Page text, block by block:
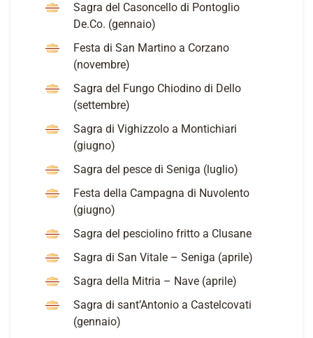
Sagra del Casoncello di Pontoglio
De.Co. (gennaio)
Festa di San Martino a Corzano
(novembre)
Sagra del Fungo Chiodino di Dello
(settembre)
Sagra di Vighizzolo a Montichiari
(giugno)
Sagra del pesce di Seniga (luglio)
Festa della Campagna di Nuvolento
(giugno)
Sagra del pesciolino fritto a Clusane
Sagra di San Vitale – Seniga (aprile)
Sagra della Mitria – Nave (aprile)
Sagra di sant’Antonio a Castelcovati
(gennaio)